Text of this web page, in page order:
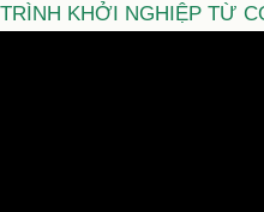
TRÌNH KHỞI NGHIỆP TỪ